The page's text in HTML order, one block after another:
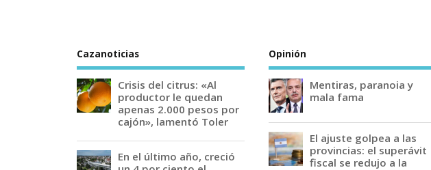
Cazanoticias
Crisis del citrus: «Al
productor le quedan
apenas 2.000 pesos por
cajón», lamentó Toler
En el último año, creció
Opinión
Mentiras, paranoia y
mala fama
El ajuste golpea a las
provincias: el superávit
fiscal se redujo a la